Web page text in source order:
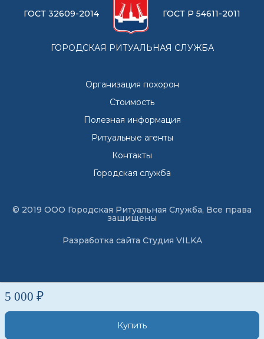
5 000 ₽
Купить
ГОСТ 32609-2014 ГОСТ Р 54611-2011
ГОРОДСКАЯ РИТУАЛЬНАЯ СЛУЖБА
Организация похорон
Стоимость
Полезная информация
Ритуальные агенты
Контакты
Городская служба
© 2019 ООО Городская Ритуальная Служба, Все права
защищены
Разработка сайта Студия VILKA